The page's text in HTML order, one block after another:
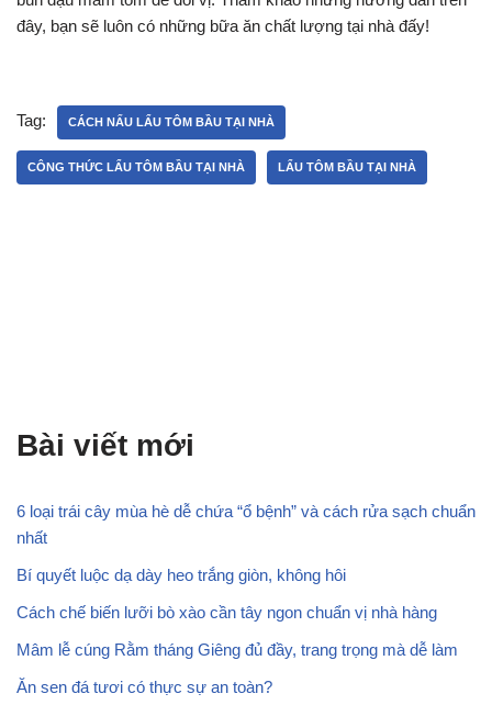
đây, bạn sẽ luôn có những bữa ăn chất lượng tại nhà đấy!
Tag: CÁCH NẤU LẨU TÔM BẦU TẠI NHÀ
CÔNG THỨC LẨU TÔM BẦU TẠI NHÀ LẨU TÔM BẦU TẠI NHÀ
Bài viết mới
6 loại trái cây mùa hè dễ chứa “ổ bệnh” và cách rửa sạch chuẩn
nhất
Bí quyết luộc dạ dày heo trắng giòn, không hôi
Cách chế biến lưỡi bò xào cần tây ngon chuẩn vị nhà hàng
Mâm lễ cúng Rằm tháng Giêng đủ đầy, trang trọng mà dễ làm
Ăn sen đá tươi có thực sự an toàn?